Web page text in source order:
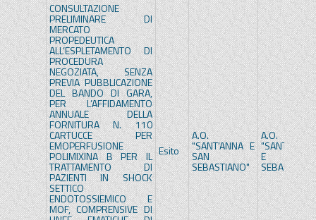
CONSULTAZIONE
PRELIMINARE DI
MERCATO
PROPEDEUTICA
ALL’ESPLETAMENTO DI
PROCEDURA
NEGOZIATA, SENZA
PREVIA PUBBLICAZIONE
DEL BANDO DI GARA,
PER L’AFFIDAMENTO
ANNUALE DELLA
FORNITURA N. 110
CARTUCCE PER
EMOPERFUSIONE
POLIMIXINA B PER IL
TRATTAMENTO DI
PAZIENTI IN SHOCK
SETTICO
ENDOTOSSIEMICO E
MOF, COMPRENSIVE DI
Esito
A.O.
"SANT'ANNA E
SAN
SEBASTIANO"
A.O.
"SANT'ANNA
E